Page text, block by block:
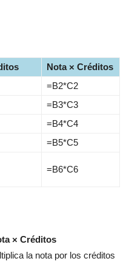
Nota × Créditos
=B2*C2
=B3*C3
=B4*C4
=B5*C5
=B6*C6
× Créditos
la nota por los créditos